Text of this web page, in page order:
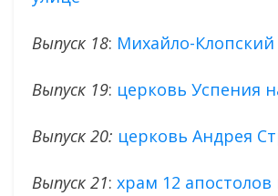
Выпуск 18: Михайло-
Выпуск 19: церковь Успения
Выпуск 20: церковь Андрея
Выпуск 21: храм 12 апостолов